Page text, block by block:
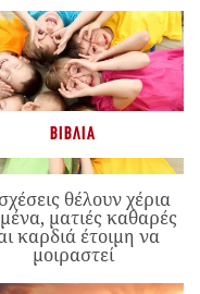
ΒΙΒΛΊΑ
θέλουν χέρια
ματιές καθαρές
καρδιά έτοιμη να
μοιραστεί